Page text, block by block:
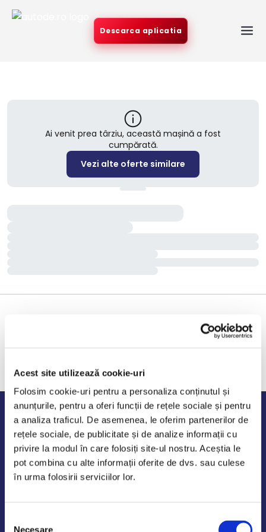
Acest site utilizează cookie-uri
Folosim cookie-uri pentru a personaliza conținutul și
anunțurile, pentru a oferi funcții de rețele sociale și pentru
a analiza traficul. De asemenea, le oferim partenerilor de
rețele sociale, de publicitate și de analize informații cu
privire la modul în care folosiți site-ul nostru. Aceștia le
pot combina cu alte informații oferite de dvs. sau culese
în urma folosirii serviciilor lor.
Necesare
Descarca aplicatia
Ai venit prea târziu, această mașină a fost
cumpărată.
Vezi alte oferte similare
Program de lucru
Luni - Vineri: 09:00-18:00
Sambata - Duminica: 10:00-14:00